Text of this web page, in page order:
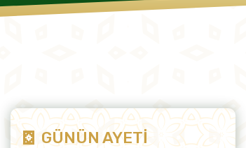
GÜNÜN AYETİ